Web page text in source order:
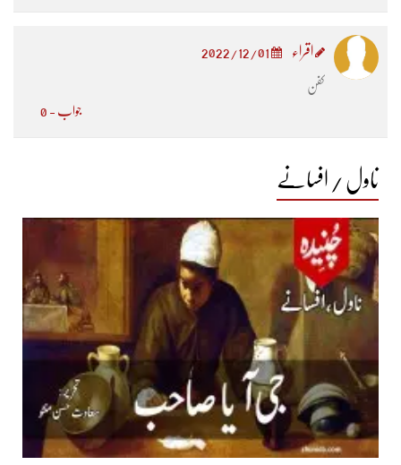
اقراء 2022/12/01
کفن
جواب - 0
ناول / افسانے